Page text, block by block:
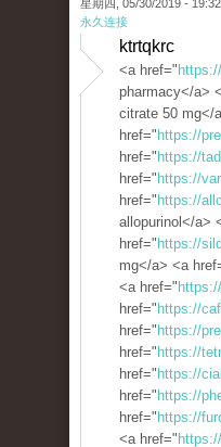
星期四, 05/30/2019 - 19:32
永久连接
ktrtqkrc
<a href="
pharmacy</a>
citrate 50 mg</
href=" https://
href=" https://
href=" https://
href=" https://
allopurinol</a>
href=" https://
mg</a> <a
<a href="
href=" https://
href=" https://
href=" https://
href=" https://
href=" https://
href=" https://
<a href="